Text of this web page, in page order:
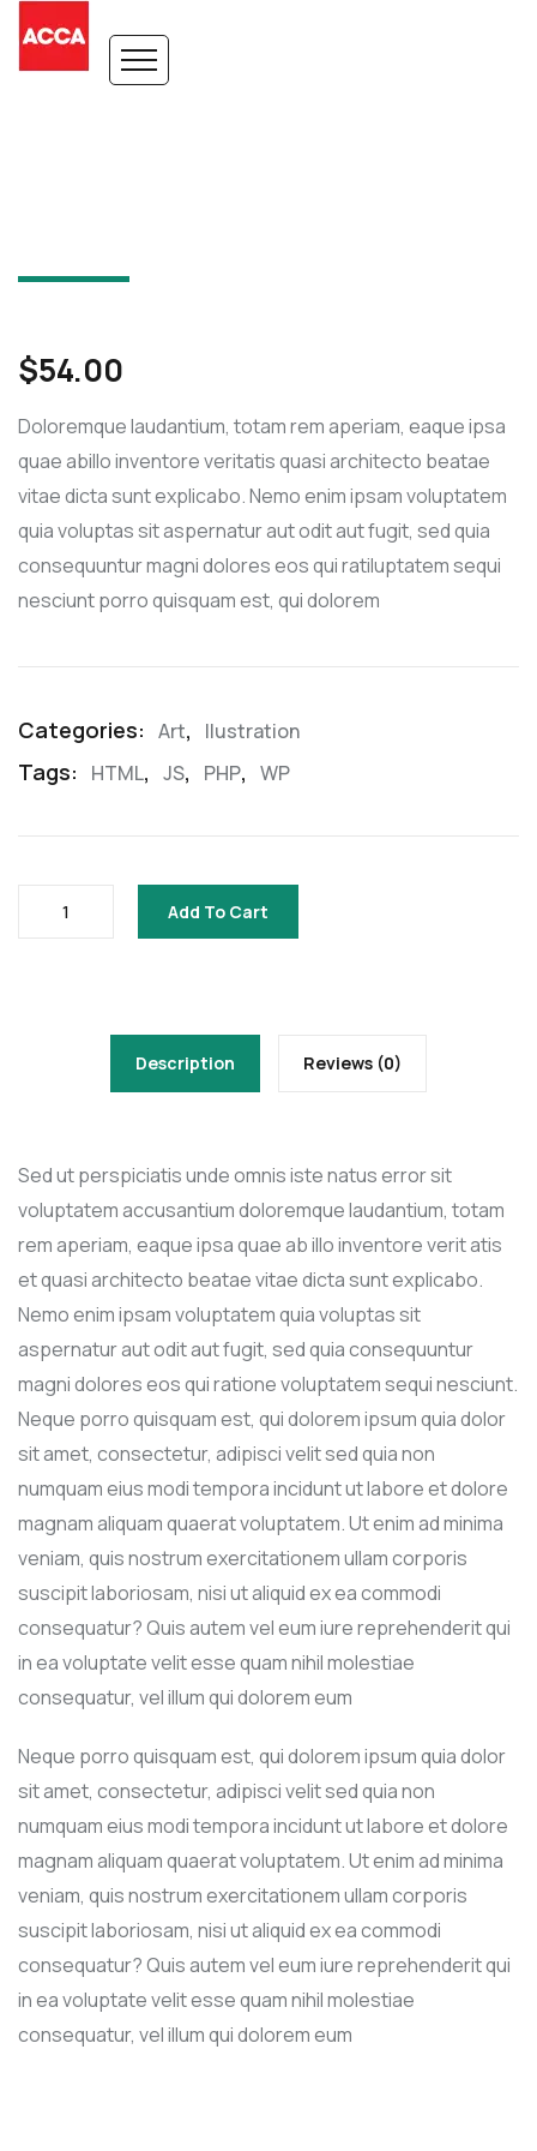
$54.00
Doloremque laudantium, totam rem aperiam, eaque ipsa
quae abillo inventore veritatis quasi architecto beatae
vitae dicta sunt explicabo. Nemo enim ipsam voluptatem
quia voluptas sit aspernatur aut odit aut fugit, sed quia
consequuntur magni dolores eos qui ratiluptatem sequi
nesciunt porro quisquam est, qui dolorem
Categories: Art, Ilustration
Tags: HTML, JS, PHP, WP
Add To Cart
Description Reviews (0)
Sed ut perspiciatis unde omnis iste natus error sit
voluptatem accusantium doloremque laudantium, totam
rem aperiam, eaque ipsa quae ab illo inventore verit atis
et quasi architecto beatae vitae dicta sunt explicabo.
Nemo enim ipsam voluptatem quia voluptas sit
aspernatur aut odit aut fugit, sed quia consequuntur
magni dolores eos qui ratione voluptatem sequi nesciunt.
Neque porro quisquam est, qui dolorem ipsum quia dolor
sit amet, consectetur, adipisci velit sed quia non
numquam eius modi tempora incidunt ut labore et dolore
magnam aliquam quaerat voluptatem. Ut enim ad minima
veniam, quis nostrum exercitationem ullam corporis
suscipit laboriosam, nisi ut aliquid ex ea commodi
consequatur? Quis autem vel eum iure reprehenderit qui
in ea voluptate velit esse quam nihil molestiae
consequatur, vel illum qui dolorem eum
Neque porro quisquam est, qui dolorem ipsum quia dolor
sit amet, consectetur, adipisci velit sed quia non
numquam eius modi tempora incidunt ut labore et dolore
magnam aliquam quaerat voluptatem. Ut enim ad minima
veniam, quis nostrum exercitationem ullam corporis
suscipit laboriosam, nisi ut aliquid ex ea commodi
consequatur? Quis autem vel eum iure reprehenderit qui
in ea voluptate velit esse quam nihil molestiae
consequatur, vel illum qui dolorem eum